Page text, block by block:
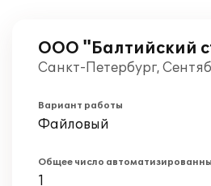
ООО "Балтийский
Санкт-Петербург,
Вариант работы
Файловый
Общее число
1